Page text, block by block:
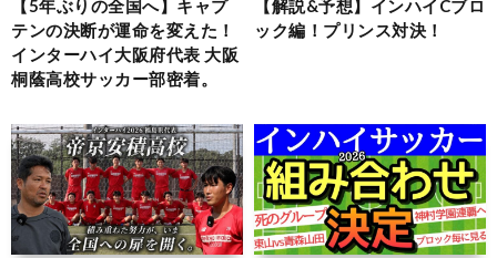
【5年ぶりの全国へ】キャプ
テンの決断が運命を変えた！
インターハイ大阪府代表 大阪
桐蔭高校サッカー部密着。
【解説&予想】インハイCブロ
ック編！プリンス対決！